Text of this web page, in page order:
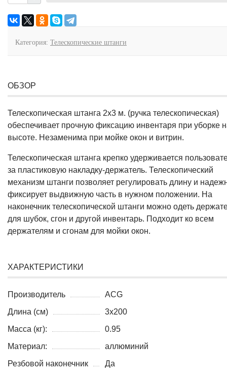
Категория: Телескопические штанги
ОБЗОР
Телескопическая штанга 2х3 м. (ручка телескопическая)
обеспечивает прочную фиксацию инвентаря при уборке
высоте. Незаменима при мойке окон и витрин.
Телескопическая штанга крепко удерживается
за пластиковую накладку-держатель. Телескопический
механизм штанги позволяет регулировать длину и
фиксирует выдвижную часть в нужном положении. На
наконечник телескопической штанги можно одеть
для шубок, сгон и другой инвентарь. Подходит ко всем
держателям и сгонам для мойки окон.
ХАРАКТЕРИСТИКИ
Производитель
ACG
Длина (см)
3x200
Масса (кг):
0.95
Материал:
аллюминий
Резбовой наконечник
Да